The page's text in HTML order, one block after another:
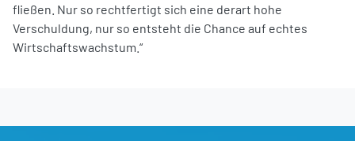
fließen. Nur so rechtfertigt sich eine derart hohe
Verschuldung, nur so entsteht die Chance auf echtes
Wirtschaftswachstum.“